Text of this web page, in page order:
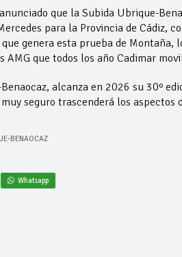
que la Subida Ubrique-
para la Provincia de Cádiz,
genera esta prueba de
AMG que todos los año Cadimar
alcanza en 2026 su 30º
seguro trascenderá los aspectos
BENAOCAZ
Whatsapp